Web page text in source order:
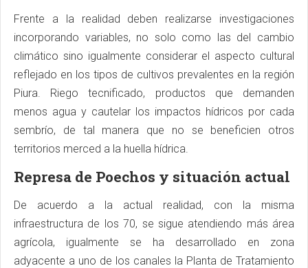
Frente a la realidad deben realizarse investigaciones
incorporando variables, no solo como las del cambio
climático sino igualmente considerar el aspecto cultural
reflejado en los tipos de cultivos prevalentes en la región
Piura. Riego tecnificado, productos que demanden
menos agua y cautelar los impactos hídricos por cada
sembrío, de tal manera que no se beneficien otros
territorios merced a la huella hídrica.
Represa de Poechos y situación actual
De acuerdo a la actual realidad, con la misma
infraestructura de los 70, se sigue atendiendo más área
agrícola, igualmente se ha desarrollado en zona
adyacente a uno de los canales la Planta de Tratamiento